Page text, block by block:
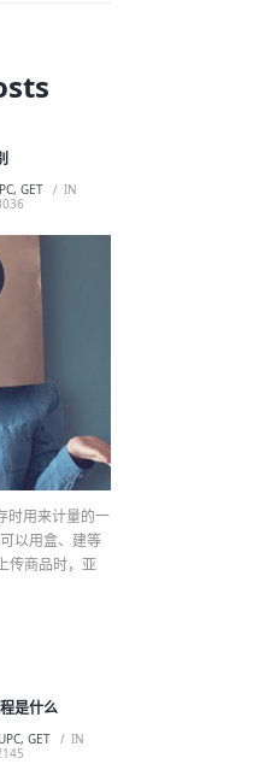
GET
IN
时用来计量的一
以用盒、建等
传商品时，亚
是什么
UPC, GET
IN